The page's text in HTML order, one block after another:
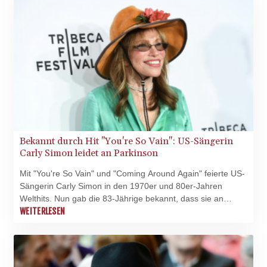
XDR 0.815987
XOF 656.107084
XPF 119.331742
YER 272.900006
ZAR 18.834341
ZMK
10371.260724
ZMW 21.962024
ZWL 371.010688
AED 4.231483
AED 4.231483
AFN 75.467656
AMD
422.196577
AOA
1728.022837
AUD 1.6396
Richterinnen und Richter in einem am Dienstag
veröffentlichten Beschluss. Mit diesem lehnten sie die
Verfassungsbeschwerde einer Heilpraktikerin ab. (Az. 1 BvR
Bekannt durch Hit "You're So Vain": US-Sängerin
Carly Simon leidet an Parkinson
Mit "You're So Vain" und "Coming Around Again" feierte US-
Sängerin Carly Simon in den 1970er und 80er-Jahren
Welthits. Nun gab die 83-Jährige bekannt, dass sie an
Parkinson leidet. Simon erklärte am Montag, sie habe
WEITERLESEN